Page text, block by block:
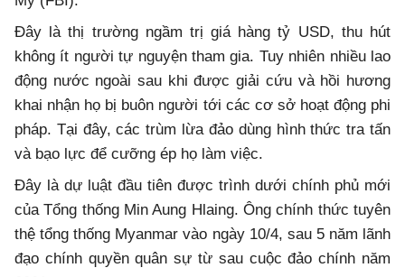
Đây là thị trường ngầm trị giá hàng tỷ USD, thu hút
không ít người tự nguyện tham gia. Tuy nhiên nhiều lao
động nước ngoài sau khi được giải cứu và hồi hương
khai nhận họ bị buôn người tới các cơ sở hoạt động phi
pháp. Tại đây, các trùm lừa đảo dùng hình thức tra tấn
và bạo lực để cưỡng ép họ làm việc.
Đây là dự luật đầu tiên được trình dưới chính phủ mới
của Tổng thống Min Aung Hlaing. Ông chính thức tuyên
thệ tổng thống Myanmar vào ngày 10/4, sau 5 năm lãnh
đạo chính quyền quân sự từ sau cuộc đảo chính năm